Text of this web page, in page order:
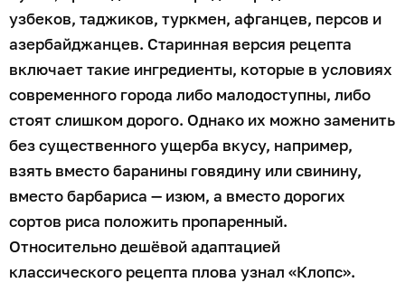
узбеков, таджиков, туркмен, афганцев, персов и
азербайджанцев. Старинная версия рецепта
включает такие ингредиенты, которые в условиях
современного города либо малодоступны, либо
стоят слишком дорого. Однако их можно заменить
без существенного ущерба вкусу, например,
взять вместо баранины говядину или свинину,
вместо барбариса — изюм, а вместо дорогих
сортов риса положить пропаренный.
Относительно дешёвой адаптацией
классического рецепта плова узнал «Клопс».